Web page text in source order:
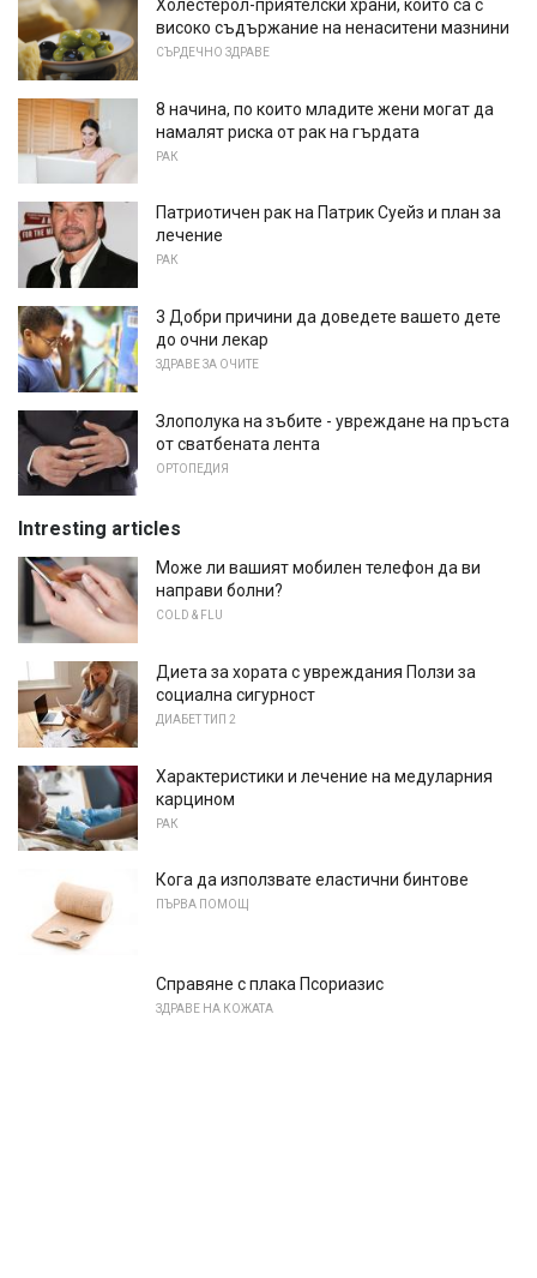
Холестерол-приятелски храни, които са с
високо съдържание на ненаситени мазнини
СЪРДЕЧНО ЗДРАВЕ
8 начина, по които младите жени могат да
намалят риска от рак на гърдата
РАК
Патриотичен рак на Патрик Суейз и план за
лечение
РАК
3 Добри причини да доведете вашето дете
до очни лекар
ЗДРАВЕ ЗА ОЧИТЕ
Злополука на зъбите - увреждане на пръста
от сватбената лента
ОРТОПЕДИЯ
Intresting articles
Може ли вашият мобилен телефон да ви
направи болни?
COLD & FLU
Диета за хората с увреждания Ползи за
социална сигурност
ДИАБЕТ ТИП 2
Характеристики и лечение на медуларния
карцином
РАК
Кога да използвате еластични бинтове
ПЪРВА ПОМОЩ
Справяне с плака Псориазис
ЗДРАВЕ НА КОЖАТА